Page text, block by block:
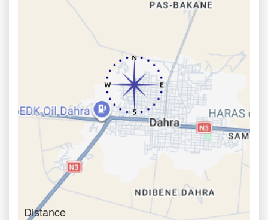
Distance